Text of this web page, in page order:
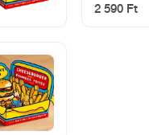
2 590 Ft